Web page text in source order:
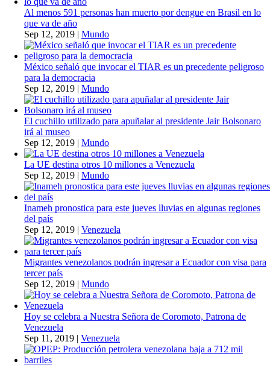
Al menos 591 personas han muerto por dengue en Brasil en lo
que va de año
Sep 12, 2019 | Mundo
México señaló que invocar el TIAR es un precedente peligroso
para la democracia
Sep 12, 2019 | Mundo
El cuchillo utilizado para apuñalar al presidente Jair Bolsonaro
irá al museo
Sep 12, 2019 | Mundo
La UE destina otros 10 millones a Venezuela
Sep 12, 2019 | Mundo
Inameh pronostica para este jueves lluvias en algunas regiones
del país
Sep 12, 2019 | Venezuela
Migrantes venezolanos podrán ingresar a Ecuador con visa para
tercer país
Sep 12, 2019 | Mundo
Hoy se celebra a Nuestra Señora de Coromoto, Patrona de
Venezuela
Sep 11, 2019 | Venezuela